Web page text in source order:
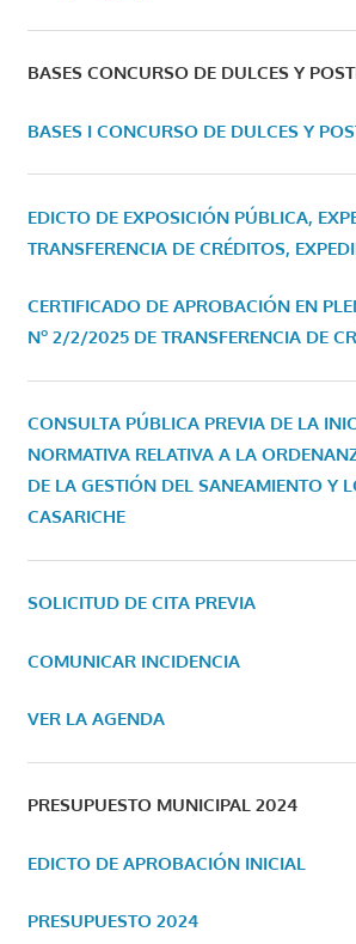
BASES CONCURSO DE DULCES Y
BASES I CONCURSO DE DULCES Y
EDICTO DE EXPOSICIÓN PÚBLICA,
TRANSFERENCIA DE CRÉDITOS,
CERTIFICADO DE APROBACIÓN EN
Nº 2/2/2025 DE TRANSFERENCIA DE
CONSULTA PÚBLICA PREVIA DE LA
NORMATIVA RELATIVA A LA
DE LA GESTIÓN DEL SANEAMIENTO Y
CASARICHE
SOLICITUD DE CITA PREVIA
COMUNICAR INCIDENCIA
VER LA AGENDA
PRESUPUESTO MUNICIPAL 2024
EDICTO DE APROBACIÓN INICIAL
PRESUPUESTO 2024